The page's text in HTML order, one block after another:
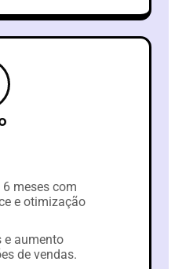
6 meses com
e otimização
e aumento
de vendas.